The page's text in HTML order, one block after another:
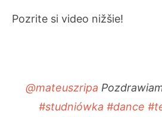
Pozrite si video nižšie!
@mateuszripa
#studniówka #dance